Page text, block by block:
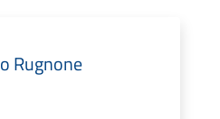
Rugnone